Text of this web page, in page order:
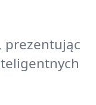
prezentując